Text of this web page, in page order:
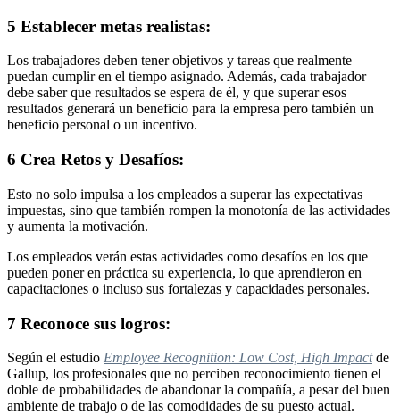
5 Establecer metas realistas:
Los trabajadores deben tener objetivos y tareas que realmente
puedan cumplir en el tiempo asignado. Además, cada trabajador
debe saber que resultados se espera de él, y que superar esos
resultados generará un beneficio para la empresa pero también un
beneficio personal o un incentivo.
6 Crea Retos y Desafíos:
Esto no solo impulsa a los empleados a superar las expectativas
impuestas, sino que también rompen la monotonía de las actividades
y aumenta la motivación.
Los empleados verán estas actividades como desafíos en los que
pueden poner en práctica su experiencia, lo que aprendieron en
capacitaciones o incluso sus fortalezas y capacidades personales.
7 Reconoce sus logros:
Según el estudio Employee Recognition: Low Cost, High Impact de
Gallup, los profesionales que no perciben reconocimiento tienen el
doble de probabilidades de abandonar la compañía, a pesar del buen
ambiente de trabajo o de las comodidades de su puesto actual.